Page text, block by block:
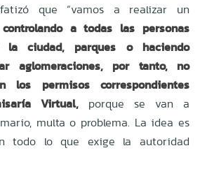
que “vamos a realizar un
a todas las personas
ciudad, parques o haciendo
aglomeraciones, por tanto, no
permisos correspondientes
Virtual, porque se van a
multa o problema. La idea es
todo lo que exige la autoridad